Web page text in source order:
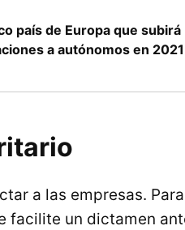
país de Europa que subirá
a autónomos en 2021
a las empresas.
facilite un dictamen